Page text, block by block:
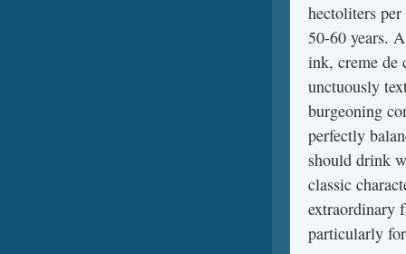
hectoliters
50-60 years.
ink, creme de
unctuously
burgeoning
perfectly
should drink
classic
extraordinary
particularly